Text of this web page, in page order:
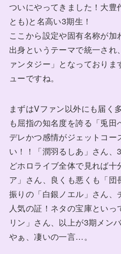
ついにやってきました！大豊
とも)と名高い3期生！
ここから設定や固有名称が
出身というテーマで統一され
ァンタジー」となっており
ューですね。
まずはVファン以外にも届く
も屈指の知名度を誇る「兎
デレかつ感情がジェットコー
い！！「潤羽るしあ」さん
どホロライブ全体で見れば
ア」さん、良くも悪くも「
振りの「白銀ノエル」さん
人気の証！ネタの宝庫とい
リン」さん、以上が3期メン
やぁ、凄いの一言…。